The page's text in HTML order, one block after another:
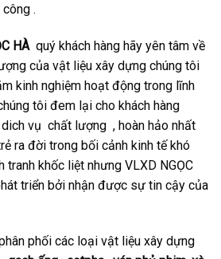
.
HÀ quý khách hàng hãy yên tâm về
của vật liệu xây dựng chúng tôi
kinh nghiệm hoạt động trong lĩnh
tôi đem lại cho khách hàng
vụ chất lượng , hoàn hảo nhất
ra đời trong bối cảnh kinh tế khó
tranh khốc liệt nhưng VLXD NGỌC
triển bởi nhận được sự tin cậy của
phối các loại vật liệu xây dựng